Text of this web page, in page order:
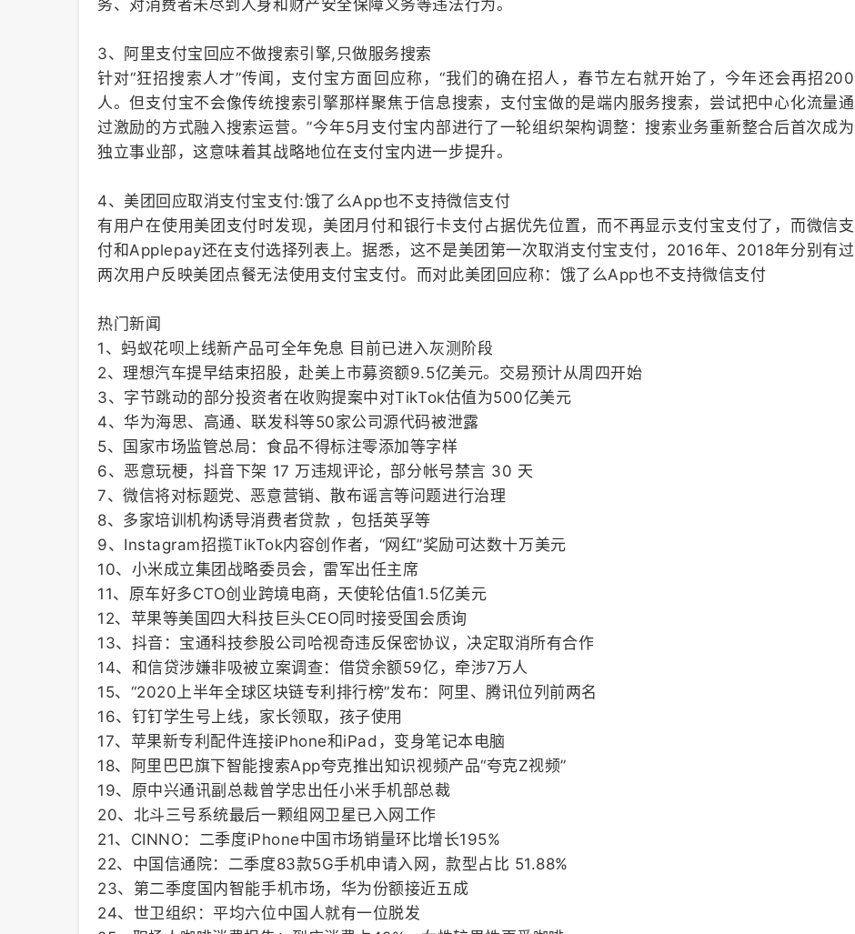
务、对消费者未尽到人身和财产安全保障义务等违法行为。
3、阿里支付宝回应不做搜索引擎,只做服务搜索
针对“狂招搜索人才”传闻，支付宝方面回应称，“我们的确在招人，春节左右就开始了，今年还会再招200
人。但支付宝不会像传统搜索引擎那样聚焦于信息搜索，支付宝做的是端内服务搜索，尝试把中心化流量通
过激励的方式融入搜索运营。”今年5月支付宝内部进行了一轮组织架构调整：搜索业务重新整合后首次成为
独立事业部，这意味着其战略地位在支付宝内进一步提升。
4、美团回应取消支付宝支付:饿了么App也不支持微信支付
有用户在使用美团支付时发现，美团月付和银行卡支付占据优先位置，而不再显示支付宝支付了，而微信支
付和Applepay还在支付选择列表上。据悉，这不是美团第一次取消支付宝支付，2016年、2018年分别有过
两次用户反映美团点餐无法使用支付宝支付。而对此美团回应称：饿了么App也不支持微信支付
热门新闻
1、蚂蚁花呗上线新产品可全年免息 目前已进入灰测阶段
2、理想汽车提早结束招股，赴美上市募资额9.5亿美元。交易预计从周四开始
3、字节跳动的部分投资者在收购提案中对TikTok估值为500亿美元
4、华为海思、高通、联发科等50家公司源代码被泄露
5、国家市场监管总局：食品不得标注零添加等字样
6、恶意玩梗，抖音下架 17 万违规评论，部分帐号禁言 30 天
7、微信将对标题党、恶意营销、散布谣言等问题进行治理
8、多家培训机构诱导消费者贷款 ，包括英孚等
9、Instagram招揽TikTok内容创作者，“网红”奖励可达数十万美元
10、小米成立集团战略委员会，雷军出任主席
11、原车好多CTO创业跨境电商，天使轮估值1.5亿美元
12、苹果等美国四大科技巨头CEO同时接受国会质询
13、抖音：宝通科技参股公司哈视奇违反保密协议，决定取消所有合作
14、和信贷涉嫌非吸被立案调查：借贷余额59亿，牵涉7万人
15、“2020上半年全球区块链专利排行榜”发布：阿里、腾讯位列前两名
16、钉钉学生号上线，家长领取，孩子使用
17、苹果新专利配件连接iPhone和iPad，变身笔记本电脑
18、阿里巴巴旗下智能搜索App夸克推出知识视频产品“夸克Z视频”
19、原中兴通讯副总裁曾学忠出任小米手机部总裁
20、北斗三号系统最后一颗组网卫星已入网工作
21、CINNO：二季度iPhone中国市场销量环比增长195%
22、中国信通院：二季度83款5G手机申请入网，款型占比 51.88%
23、第二季度国内智能手机市场，华为份额接近五成
24、世卫组织：平均六位中国人就有一位脱发